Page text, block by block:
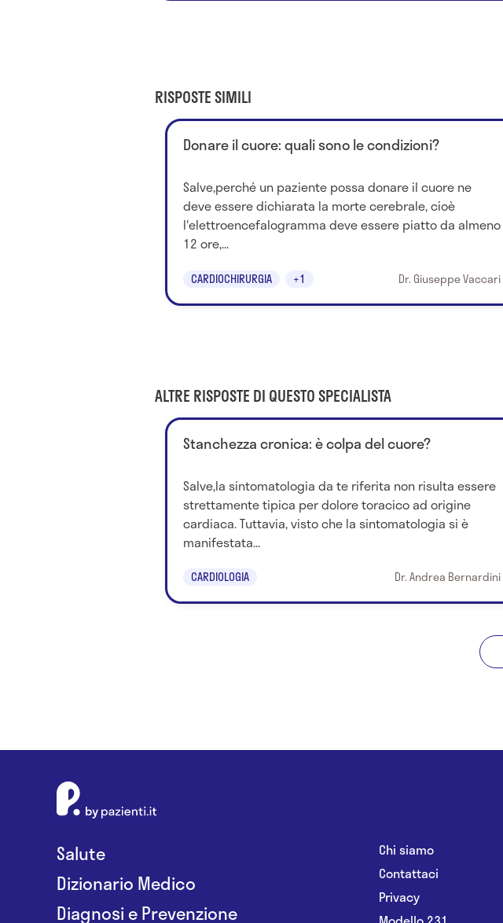
RISPOSTE SIMILI
Donare il cuore: quali sono le condizioni?
Salve,perché un paziente possa donare il cuore ne
deve essere dichiarata la morte cerebrale, cioè
l'elettroencefalogramma deve essere piatto da almeno
12 ore,...
CARDIOCHIRURGIA +1 Dr. Giuseppe Vaccari
ALTRE RISPOSTE DI QUESTO SPECIALISTA
Stanchezza cronica: è colpa del cuore?
Salve,la sintomatologia da te riferita non risulta essere
strettamente tipica per dolore toracico ad origine
cardiaca. Tuttavia, visto che la sintomatologia si è
manifestata...
CARDIOLOGIA Dr. Andrea Bernardini
Salute
Dizionario Medico
Diagnosi e Prevenzione
Chi siamo
Contattaci
Privacy